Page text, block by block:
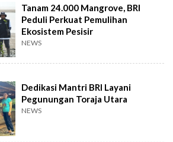
Tanam 24.000 Mangrove, BRI
Peduli Perkuat Pemulihan
Ekosistem Pesisir
NEWS
Dedikasi Mantri BRI Layani
Pegunungan Toraja Utara
NEWS